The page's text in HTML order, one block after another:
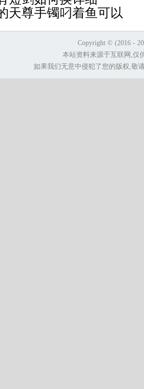
天尊手镯叼着鱼可以
Copyright © (2016 -
本站资料来源于互联网,仅
如果我们无意中侵犯了您的版权,敬